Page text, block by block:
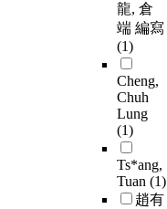
龍, 倉
端 編寫
(1)
Cheng,
Chuh
Lung
(1)
Ts*ang,
Tuan (1)
趙有